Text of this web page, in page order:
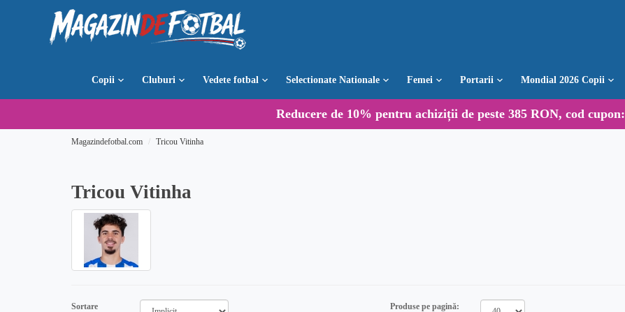
Copii Cluburi Vedete fotbal Selectionate Nationale Femei Portarii Mondial 2026 Copii
Reducere de 10% pentru achiziții de peste 385 RON, cod cupon:
Magazindefotbal.com Tricou Vitinha
Tricou Vitinha
Sortare
Produse pe pagină: